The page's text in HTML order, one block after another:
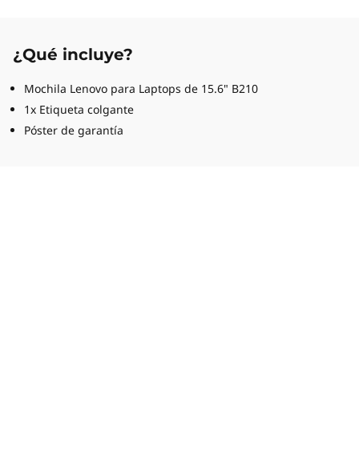
¿Qué incluye?
Mochila Lenovo para Laptops de 15.6" B210
1x Etiqueta colgante
Póster de garantía